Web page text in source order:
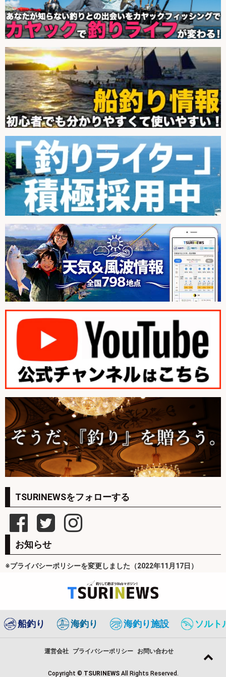
TSURINEWSをフォローする
お知らせ
※プライバシーポリシーを変更しました（2022年11月17日）
船釣り 海釣り 海釣り施設 ソルト
運営会社 プライバシーポリシー お問い合わせ
Copyright © TSURINEWS All Rights Reserved.